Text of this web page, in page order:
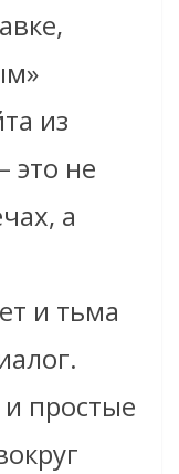
из
это не
а
и тьма
простые